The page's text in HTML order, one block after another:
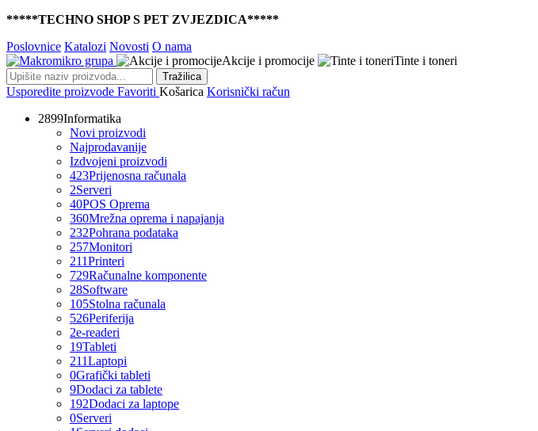
*****TECHNO SHOP S PET ZVJEZDICA*****
Poslovnice Katalozi Novosti O nama
Akcije i promocije
Tinte i toneri
Tražilica
Usporedite proizvode Favoriti Košarica Korisnički račun
2899Informatika
Novi proizvodi
Najprodavanije
Izdvojeni proizvodi
423Prijenosna računala
2Serveri
40POS Oprema
360Mrežna oprema i napajanja
232Pohrana podataka
257Monitori
211Printeri
729Računalne komponente
28Software
105Stolna računala
526Periferija
2e-readeri
19Tableti
211Laptopi
0Grafički tableti
9Dodaci za tablete
192Dodaci za laptope
0Serveri